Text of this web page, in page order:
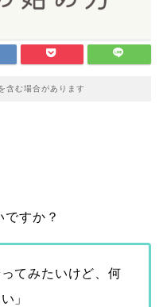
含む場合があります
すか？
てみたいけど、何
」